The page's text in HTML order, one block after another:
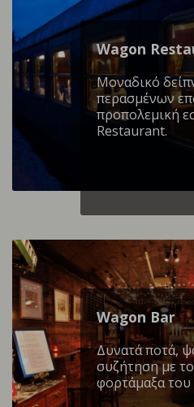
Wagon
Mοναδικό
περασμένων
προπολεμική
Restaurant.
Wagon Βar
Δυνατά ποτά,
συζήτηση με
φορτάμαξα